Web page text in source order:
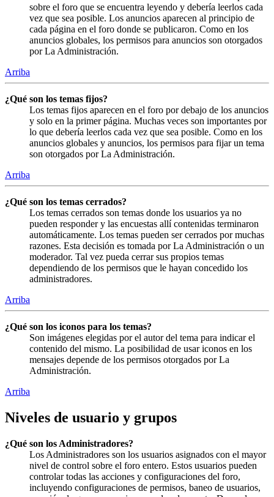
sobre el foro que se encuentra leyendo y debería leerlos cada
vez que sea posible. Los anuncios aparecen al principio de
cada página en el foro donde se publicaron. Como en los
anuncios globales, los permisos para anuncios son otorgados
por La Administración.
Arriba
¿Qué son los temas fijos?
Los temas fijos aparecen en el foro por debajo de los anuncios
y solo en la primer página. Muchas veces son importantes por
lo que debería leerlos cada vez que sea posible. Como en los
anuncios globales y anuncios, los permisos para fijar un tema
son otorgados por La Administración.
Arriba
¿Qué son los temas cerrados?
Los temas cerrados son temas donde los usuarios ya no
pueden responder y las encuestas allí contenidas terminaron
automáticamente. Los temas pueden ser cerrados por muchas
razones. Esta decisión es tomada por La Administración o un
moderador. Tal vez pueda cerrar sus propios temas
dependiendo de los permisos que le hayan concedido los
administradores.
Arriba
¿Qué son los iconos para los temas?
Son imágenes elegidas por el autor del tema para indicar el
contenido del mismo. La posibilidad de usar iconos en los
mensajes depende de los permisos otorgados por La
Administración.
Arriba
Niveles de usuario y grupos
¿Qué son los Administradores?
Los Administradores son los usuarios asignados con el mayor
nivel de control sobre el foro entero. Estos usuarios pueden
controlar todas las acciones y configuraciones del foro,
incluyendo configuraciones de permisos, baneo de usuarios,